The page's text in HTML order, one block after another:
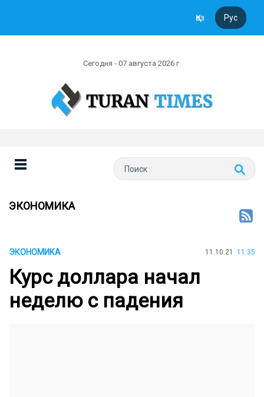
Қаз Рус
Сегодня - 07 августа 2026 г
ЭКОНОМИКА
ЭКОНОМИКА 11.10.21 11:35
Курс доллара начал
неделю с падения